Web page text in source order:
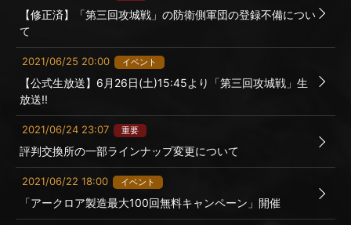
【修正済】「第三回攻城戦」の防衛側軍団の登録不備につい
て
2021/06/25 20:00 イベント
【公式生放送】6月26日(土)15:45より「第三回攻城戦」生
放送!!
2021/06/24 23:07 重要
評判交換所の一部ラインナップ変更について
2021/06/22 18:00 イベント
「アークロア製造最大100回無料キャンペーン」開催